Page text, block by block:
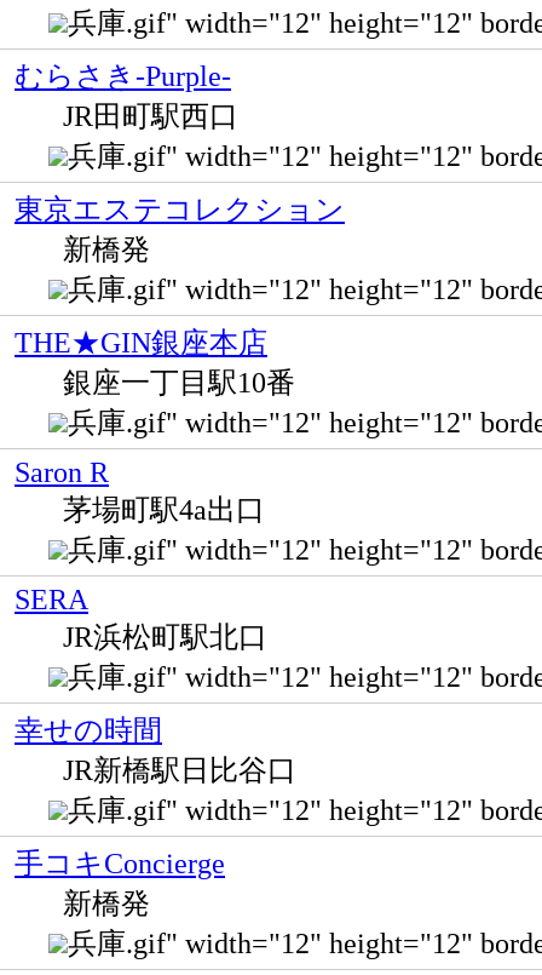
兵庫.gif" width="12" height="12"
むらさき-Purple-
JR田町駅西口
兵庫.gif" width="12" height="12"
東京エステコレクション
新橋発
兵庫.gif" width="12" height="12"
THE★GIN銀座本店
銀座一丁目駅10番
兵庫.gif" width="12" height="12"
Saron R
茅場町駅4a出口
兵庫.gif" width="12" height="12"
SERA
JR浜松町駅北口
兵庫.gif" width="12" height="12"
幸せの時間
JR新橋駅日比谷口
兵庫.gif" width="12" height="12"
手コキConcierge
新橋発
兵庫.gif" width="12" height="12"